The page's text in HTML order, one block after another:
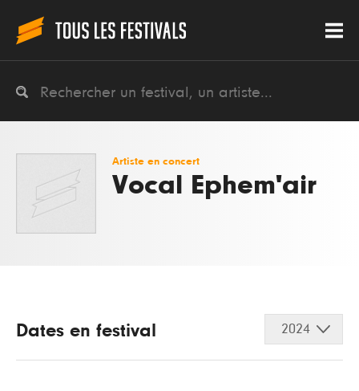
Artiste en concert
Vocal Ephem'air
Dates en festival 2024